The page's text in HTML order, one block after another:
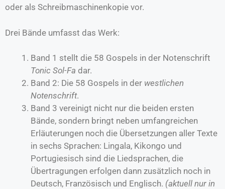
oder als Schreibmaschinenkopie vor.
Drei Bände umfasst das Werk:
Band 1 stellt die 58 Gospels in der Notenschrift
Tonic Sol-Fa dar.
Band 2: Die 58 Gospels in der westlichen
Notenschrift.
Band 3 vereinigt nicht nur die beiden ersten
Bände, sondern bringt neben umfangreichen
Erläuterungen noch die Übersetzungen aller Texte
in sechs Sprachen: Lingala, Kikongo und
Portugiesisch sind die Liedsprachen, die
Übertragungen erfolgen dann zusätzlich noch in
Deutsch, Französisch und Englisch. (aktuell nur in